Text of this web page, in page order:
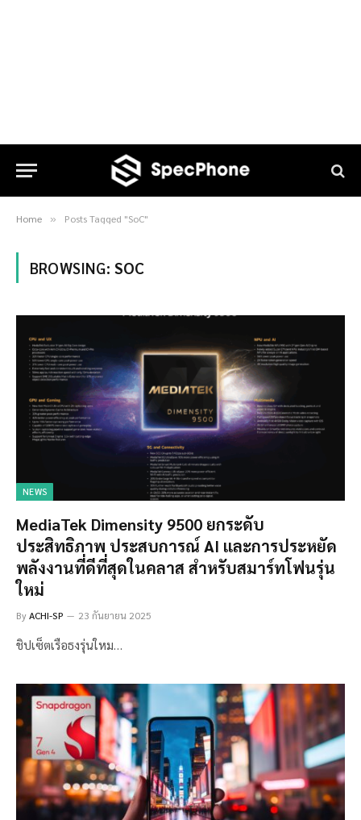
Home » Posts Tagged "SoC"
BROWSING: SOC
NEWS
MediaTek Dimensity 9500 ยกระดับ
ประสิทธิภาพ ประสบการณ์ AI และการประหยัด
พลังงานที่ดีที่สุดในคลาส สำหรับสมาร์ทโฟนรุ่น
ใหม่
ByACHI-SP 23 กันยายน 2025
ชิปเซ็ตเรือธงรุ่นใหม…